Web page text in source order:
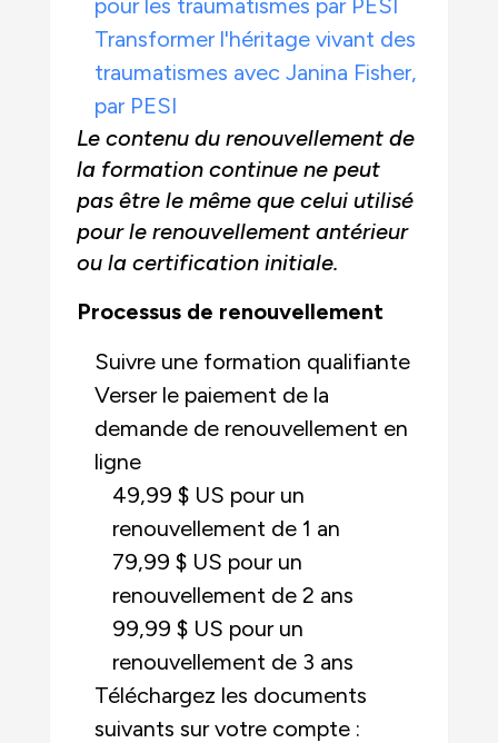
pour les traumatismes par PESI
Transformer l'héritage vivant des
traumatismes avec Janina Fisher,
par PESI
Le contenu du renouvellement de
la formation continue ne peut
pas être le même que celui utilisé
pour le renouvellement antérieur
ou la certification initiale.
Processus de renouvellement
Suivre une formation qualifiante
Verser le paiement de la
demande de renouvellement en
ligne
49,99 $ US pour un
renouvellement de 1 an
79,99 $ US pour un
renouvellement de 2 ans
99,99 $ US pour un
renouvellement de 3 ans
Téléchargez les documents
suivants sur votre compte :